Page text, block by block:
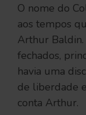
O nome do
aos tempos
Arthur Baldin.
fechados,
havia uma
de liberdade
conta Arthur.